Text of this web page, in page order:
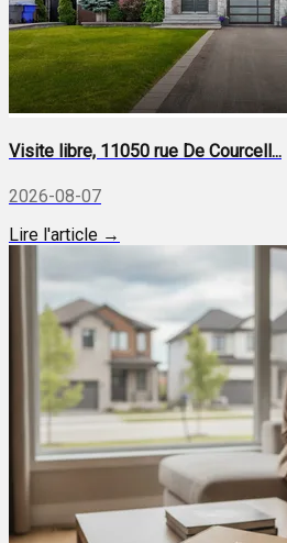
Visite libre, 11050 rue De Courcell...
2026-08-07
Lire l'article →